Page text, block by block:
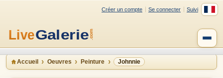
Créer un compte Se connecter Suivi
Accueil Oeuvres Peinture Johnnie